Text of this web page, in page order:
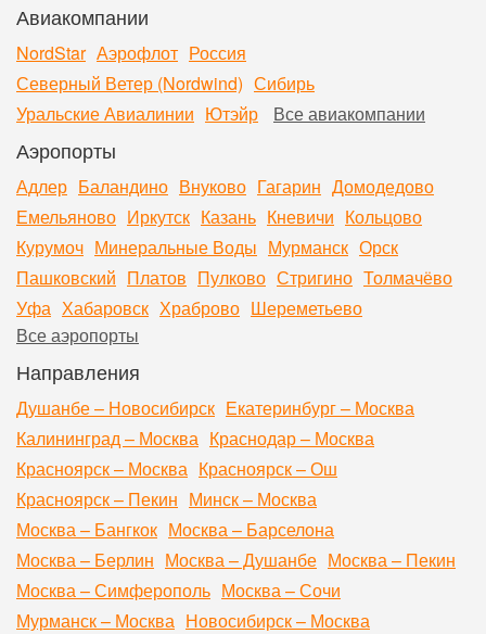
Авиакомпании
NordStar Аэрофлот Россия
Северный Ветер (Nordwind) Сибирь
Уральские Авиалинии Ютэйр Все авиакомпании
Аэропорты
Адлер Баландино Внуково Гагарин Домодедово
Емельяново Иркутск Казань Кневичи Кольцово
Курумоч Минеральные Воды Мурманск Орск
Пашковский Платов Пулково Стригино Толмачёво
Уфа Хабаровск Храброво Шереметьево
Все аэропорты
Направления
Душанбе – Новосибирск Екатеринбург – Москва
Калининград – Москва Краснодар – Москва
Красноярск – Москва Красноярск – Ош
Красноярск – Пекин Минск – Москва
Москва – Бангкок Москва – Барселона
Москва – Берлин Москва – Душанбе Москва – Пекин
Москва – Симферополь Москва – Сочи
Мурманск – Москва Новосибирск – Москва